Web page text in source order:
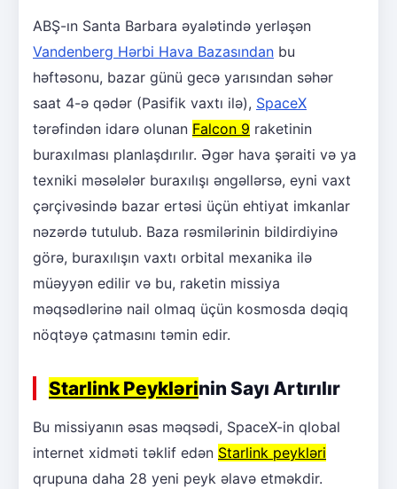
ABŞ-ın Santa Barbara əyalətində yerləşən
Vandenberg Hərbi Hava Bazasından bu
həftəsonu, bazar günü gecə yarısından səhər
saat 4-ə qədər (Pasifik vaxtı ilə), SpaceX
tərəfindən idarə olunan Falcon 9 raketinin
buraxılması planlaşdırılır. Əgər hava şəraiti və ya
texniki məsələlər buraxılışı əngəllərsə, eyni vaxt
çərçivəsində bazar ertəsi üçün ehtiyat imkanlar
nəzərdə tutulub. Baza rəsmilərinin bildirdiyinə
görə, buraxılışın vaxtı orbital mexanika ilə
müəyyən edilir və bu, raketin missiya
məqsədlərinə nail olmaq üçün kosmosda dəqiq
nöqtəyə çatmasını təmin edir.
Starlink Peyklərinin Sayı Artırılır
Bu missiyanın əsas məqsədi, SpaceX-in qlobal
internet xidməti təklif edən Starlink peykləri
qrupuna daha 28 yeni peyk əlavə etməkdir.